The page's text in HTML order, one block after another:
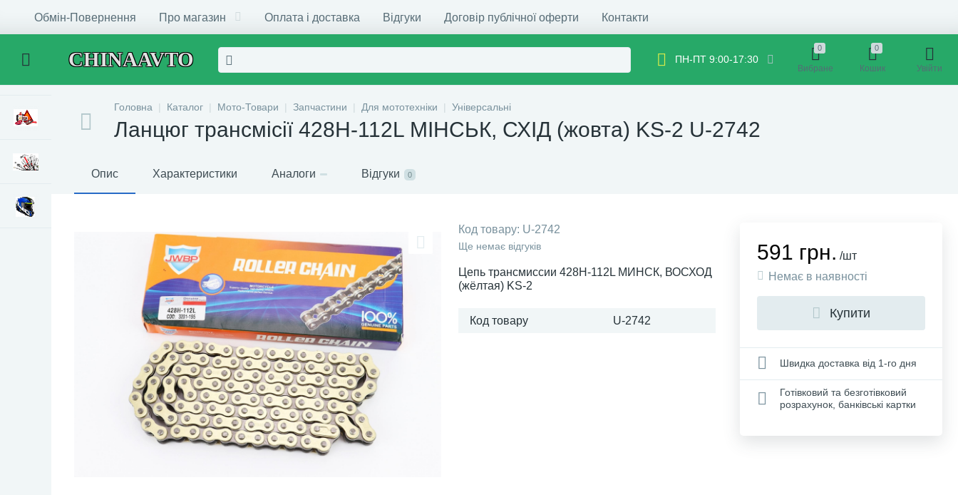
Обмін-Повернення Про магазин Оплата і доставка Відгуки Договір публічної оферти Контакти
CHINAAVTO ПН-ПТ 9:00-17:30
0
Вибране
0
Кошик Увійти
Головна Каталог Мото-Товари Запчастини Для мототехніки Універсальні
Ланцюг трансмісії 428H-112L МІНСЬК, СХІД (жовта) KS-2 U-2742
Опис Характеристики Аналоги Відгуки 0
Код товару: U-2742
Ще немає відгуків
Цепь трансмиссии 428H-112L МИНСК, ВОСХОД
(жёлтая) KS-2
Код товару U-2742
591 грн. /шт
Немає в наявності
Купити
Швидка доставка від 1-го дня
Готівковий та безготівковий
розрахунок, банківські картки